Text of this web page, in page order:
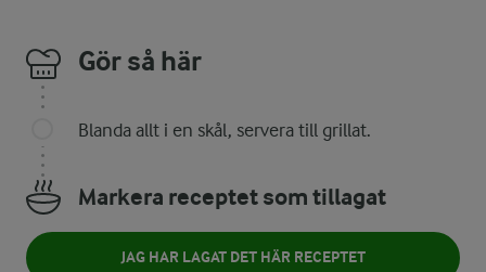
Gör så här
Blanda allt i en skål, servera till grillat.
Markera receptet som tillagat
JAG HAR LAGAT DET HÄR RECEPTET